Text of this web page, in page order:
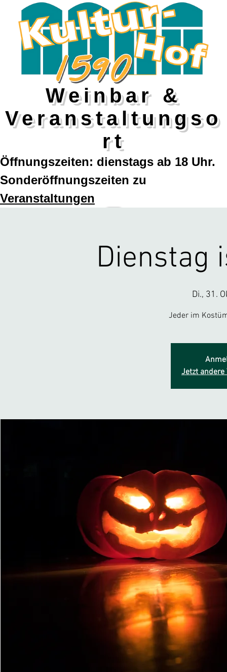
Weinbar &
Veranstaltungso
rt
Öffnungszeiten: dienstags ab 18 Uhr.
Sonderöffnungszeiten zu
Veranstaltungen
Dienstag
Di., 31.
Jeder im
Jetzt andere